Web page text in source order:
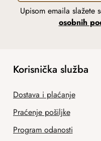
Upisom emaila slažete
osobnih
Korisnička služba
Dostava i plaćanje
Praćenje pošiljke
Program odanosti